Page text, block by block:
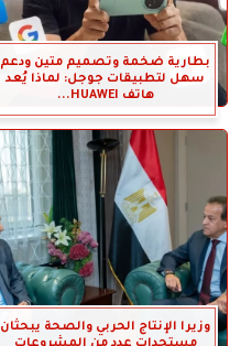
بطارية ضخمة وتصميم متين ودعم
سهل لتطبيقات جوجل: لماذا يُعد
هاتف HUAWEI...
وزيرا الإنتاج الحربي والصحة يبحثان
مستجدات عدد من المشروعات